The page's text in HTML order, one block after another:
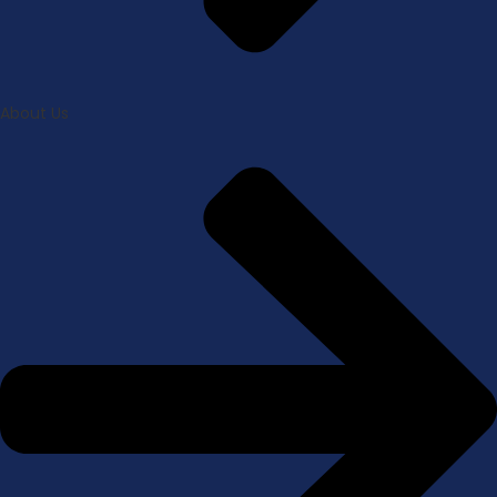
About Us